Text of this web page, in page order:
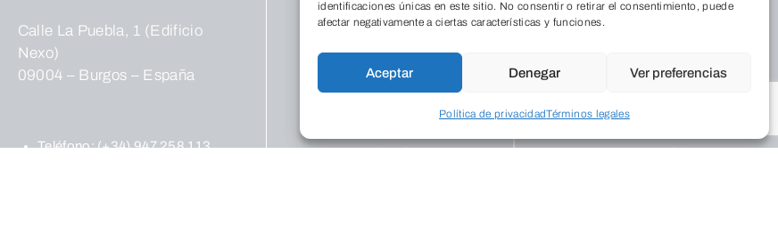
identificaciones únicas en este sitio. No consentir o retirar el consentimiento, puede
afectar negativamente a ciertas características y funciones.
Aceptar Denegar Ver preferencias
Política de privacidadTérminos legales
Calle La Puebla, 1 (Edificio
Nexo)
09004 – Burgos – España
Teléfono:(+34) 947 258 113
nosotros
Colegios
Programa Educa
cultural
Programas
apoyo
Empresarial